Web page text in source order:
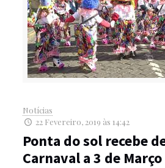
Notícias
22 Fevereiro, 2019 às 14:42
Ponta do sol recebe
Carnaval a 3 de Março